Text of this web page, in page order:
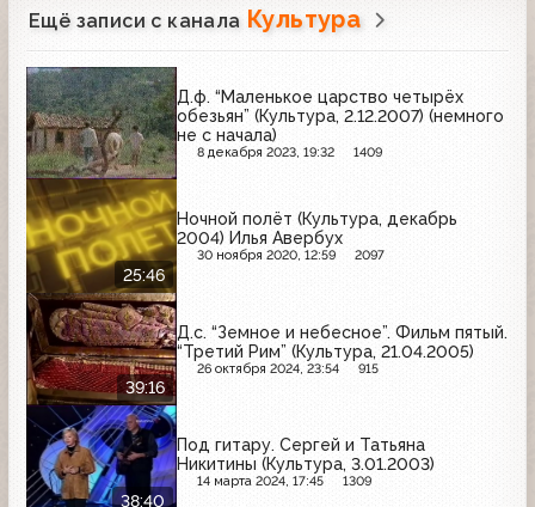
Ещё записи с канала Культура
Д.ф. “Маленькое царство четырёх
обезьян” (Культура, 2.12.2007) (немного
не с начала)
8 декабря 2023, 19:32 1409
25:46
Ночной полёт (Культура, декабрь
2004) Илья Авербух
30 ноября 2020, 12:59 2097
39:16
Д.с. “Земное и небесное”. Фильм пятый.
“Третий Рим” (Культура, 21.04.2005)
26 октября 2024, 23:54 915
38:40
Под гитару. Сергей и Татьяна
Никитины (Культура, 3.01.2003)
14 марта 2024, 17:45 1309